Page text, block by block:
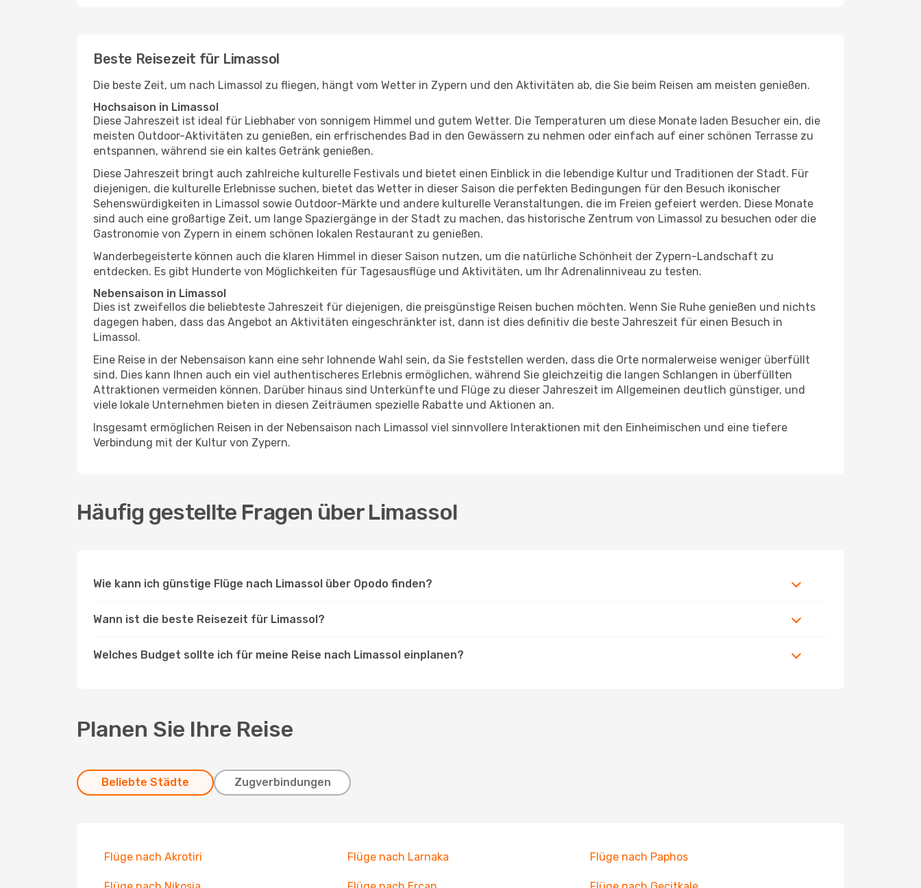
Beste Reisezeit für Limassol
Die beste Zeit, um nach Limassol zu fliegen, hängt vom Wetter in Zypern und den Aktivitäten ab, die Sie beim Reisen am meisten genießen.
Hochsaison in Limassol
Diese Jahreszeit ist ideal für Liebhaber von sonnigem Himmel und gutem Wetter. Die Temperaturen um diese Monate laden Besucher ein, die
meisten Outdoor-Aktivitäten zu genießen, ein erfrischendes Bad in den Gewässern zu nehmen oder einfach auf einer schönen Terrasse zu
entspannen, während sie ein kaltes Getränk genießen.
Diese Jahreszeit bringt auch zahlreiche kulturelle Festivals und bietet einen Einblick in die lebendige Kultur und Traditionen der Stadt. Für
diejenigen, die kulturelle Erlebnisse suchen, bietet das Wetter in dieser Saison die perfekten Bedingungen für den Besuch ikonischer
Sehenswürdigkeiten in Limassol sowie Outdoor-Märkte und andere kulturelle Veranstaltungen, die im Freien gefeiert werden. Diese Monate
sind auch eine großartige Zeit, um lange Spaziergänge in der Stadt zu machen, das historische Zentrum von Limassol zu besuchen oder die
Gastronomie von Zypern in einem schönen lokalen Restaurant zu genießen.
Wanderbegeisterte können auch die klaren Himmel in dieser Saison nutzen, um die natürliche Schönheit der Zypern-Landschaft zu
entdecken. Es gibt Hunderte von Möglichkeiten für Tagesausflüge und Aktivitäten, um Ihr Adrenalinniveau zu testen.
Nebensaison in Limassol
Dies ist zweifellos die beliebteste Jahreszeit für diejenigen, die preisgünstige Reisen buchen möchten. Wenn Sie Ruhe genießen und nichts
dagegen haben, dass das Angebot an Aktivitäten eingeschränkter ist, dann ist dies definitiv die beste Jahreszeit für einen Besuch in
Limassol.
Eine Reise in der Nebensaison kann eine sehr lohnende Wahl sein, da Sie feststellen werden, dass die Orte normalerweise weniger überfüllt
sind. Dies kann Ihnen auch ein viel authentischeres Erlebnis ermöglichen, während Sie gleichzeitig die langen Schlangen in überfüllten
Attraktionen vermeiden können. Darüber hinaus sind Unterkünfte und Flüge zu dieser Jahreszeit im Allgemeinen deutlich günstiger, und
viele lokale Unternehmen bieten in diesen Zeiträumen spezielle Rabatte und Aktionen an.
Insgesamt ermöglichen Reisen in der Nebensaison nach Limassol viel sinnvollere Interaktionen mit den Einheimischen und eine tiefere
Verbindung mit der Kultur von Zypern.
Häufig gestellte Fragen über Limassol
Wie kann ich günstige Flüge nach Limassol über Opodo finden?
Wann ist die beste Reisezeit für Limassol?
Welches Budget sollte ich für meine Reise nach Limassol einplanen?
Planen Sie Ihre Reise
Beliebte Städte Zugverbindungen
Flüge nach Akrotiri Flüge nach Larnaka Flüge nach Paphos